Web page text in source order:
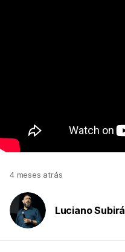
4 meses atrás
Luciano Subirá